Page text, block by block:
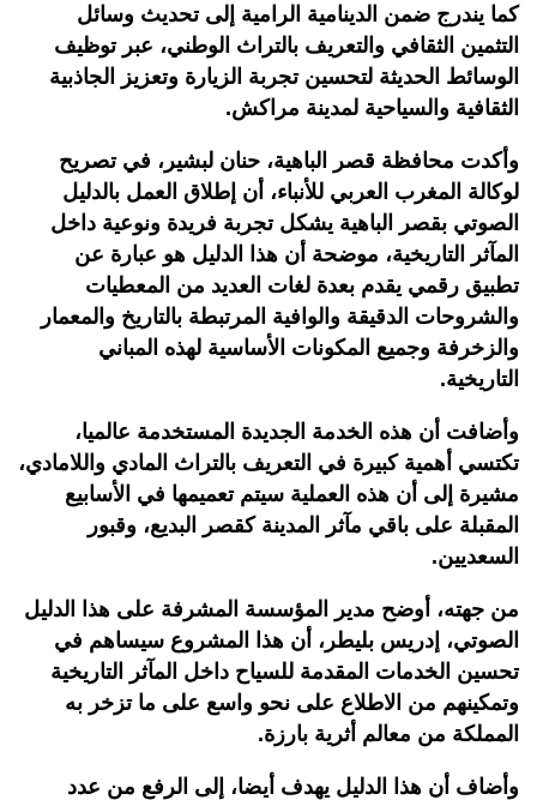
كما يندرج ضمن الدينامية الرامية إلى تحديث وسائل
التثمين الثقافي والتعريف بالتراث الوطني، عبر توظيف
الوسائط الحديثة لتحسين تجربة الزيارة وتعزيز الجاذبية
الثقافية والسياحية لمدينة مراكش.
وأكدت محافظة قصر الباهية، حنان لبشير، في تصريح
لوكالة المغرب العربي للأنباء، أن إطلاق العمل بالدليل
الصوتي بقصر الباهية يشكل تجربة فريدة ونوعية داخل
المآثر التاريخية، موضحة أن هذا الدليل هو عبارة عن
تطبيق رقمي يقدم بعدة لغات العديد من المعطيات
والشروحات الدقيقة والوافية المرتبطة بالتاريخ والمعمار
والزخرفة وجميع المكونات الأساسية لهذه المباني
التاريخية.
وأضافت أن هذه الخدمة الجديدة المستخدمة عالميا،
تكتسي أهمية كبيرة في التعريف بالتراث المادي واللامادي،
مشيرة إلى أن هذه العملية سيتم تعميمها في الأسابيع
المقبلة على باقي مآثر المدينة كقصر البديع، وقبور
السعديين.
من جهته، أوضح مدير المؤسسة المشرفة على هذا الدليل
الصوتي، إدريس بليطر، أن هذا المشروع سيساهم في
تحسين الخدمات المقدمة للسياح داخل المآثر التاريخية
وتمكينهم من الاطلاع على نحو واسع على ما تزخر به
المملكة من معالم أثرية بارزة.
وأضاف أن هذا الدليل يهدف أيضا، إلى الرفع من عدد